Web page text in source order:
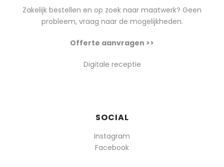
Zakelijk bestellen en op zoek naar maatwerk? Geen
probleem, vraag naar de mogelijkheden.
Offerte aanvragen >>
Digitale receptie
SOCIAL
Instagram
Facebook